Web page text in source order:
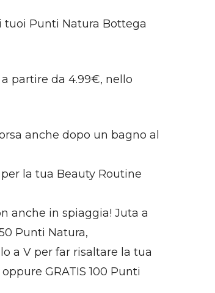
Punti Natura Bottega
partire da 4.99€, nello
anche dopo un bagno al
la tua Beauty Routine
anche in spiaggia! Juta a
Punti Natura,
a V per far risaltare la tua
GRATIS 100 Punti